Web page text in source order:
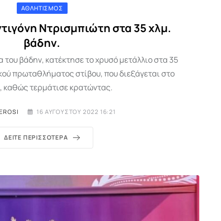
ΑΘΛΗΤΙΣΜΌΣ
Ντρισμπιώτη στα 35 χλμ.
βάδην.
βάδην, κατέκτησε το χρυσό μετάλλιο στα 35
πρωταθλήματος στίβου, που διεξάγεται στο
καθώς τερμάτισε κρατώντας.
16 ΑΥΓΟΎΣΤΟΥ 2022 16:21
ΔΕΊΤΕ ΠΕΡΙΣΣΌΤΕΡΑ